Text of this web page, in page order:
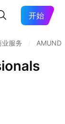
开始
业服务 AMUND